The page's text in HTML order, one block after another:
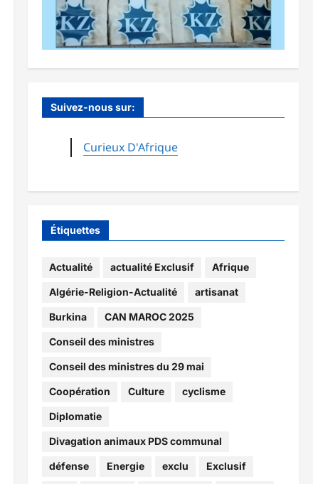
Suivez-nous sur:
Curieux D'Afrique
Étiquettes
Actualité actualité Exclusif Afrique
Algérie-Religion-Actualité artisanat
Burkina CAN MAROC 2025
Conseil des ministres
Conseil des ministres du 29 mai
Coopération Culture cyclisme
Diplomatie
Divagation animaux PDS communal
défense Energie exclu Exclusif